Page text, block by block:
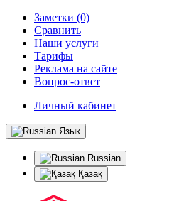
Заметки (0)
Сравнить
Наши услуги
Тарифы
Реклама на сайте
Вопрос-ответ
Личный кабинет
Язык
Russian
Қазақ